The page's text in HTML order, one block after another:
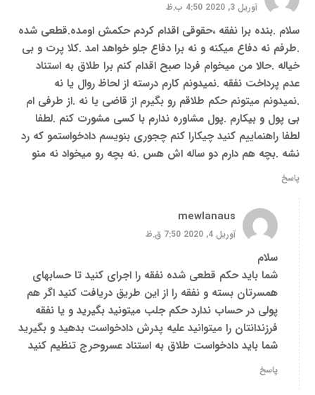
آوریل 3, 2020 4:50 ب.ظ
سلام .بنده برا نفقه ،حقوقی اقدام کردم حکمش اومده.قطعی شده
.طرفم نه دفاع میکنه و نه برا دفاع جلو خواهد امد ‌.کلا پرت و بی
خیاله .حالا من میخوام فردا صبح اقدام کنم برا طلاق به استناد
عدم پرداخت نفقه .نمیدونم کارم درسته از لحاظ روال یا نه
.نمیدونم میتونم حکم طلاقم رو بگیرم از قاضی یا نه .از طرفی ام
بی پول و بیکارم .پول مشاوره ندارم با کسی مشورت کنم .لطفا
لطفا راهنماییم کنید چیکارا کنم چجوری بنویسم دادخواستمو که رد
نشه .بچه هم دارم دو ساله اش هس .نه بچه رو میخواد نه منو
پاسخ
mewlanaus
آوریل 4, 2020 7:50 ق.ظ
سلام
شما باید حکم قطعی شده نفقه را اجرای کنید تا حسابهای
همسرتان بسته و نفقه را از این طریق دریافت کنید اگر هم
پولی در حساب ندارد حکم جلب میتونید بگیرید و یا نفقه
فرزندانتان را میتوانید علیه پدرش دادخواست بدهید و بگیرید
شما باید دادخواست طلاق به استناد عسروحرج تنظیم کنید
پاسخ